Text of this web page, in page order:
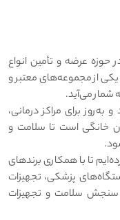
عرضه و تأمین انواع
یکی از مجموعه‌های معتبر و
شمار می‌آید.
برای مراکز درمانی،
خانگی است تا سلامت و
تا با همکاری برندهای
پزشکی، تجهیزات
سنجش سلامت و تجهیزات